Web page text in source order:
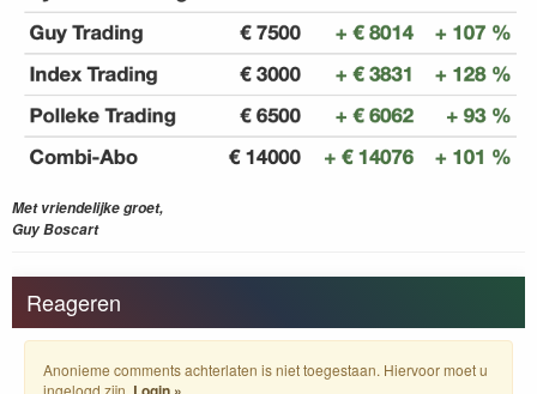
Met vriendelijke groet,
Guy Boscart
Reageren
Anonieme comments achterlaten is niet toegestaan. Hiervoor moet u
ingelogd zijn.